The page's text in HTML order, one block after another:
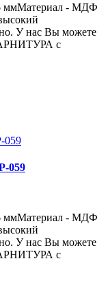
ммМатериал - МДФ
У нас Вы можете
с
059
ммМатериал - МДФ
У нас Вы можете
с